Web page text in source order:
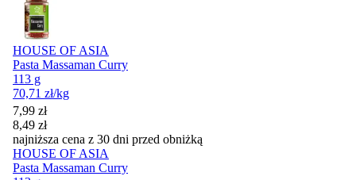
HOUSE OF ASIA
Pasta Massaman Curry
113 g
70,71 zł/kg
Cena promocyjna
7,99 zł
8,49 zł
najniższa cena z 30 dni przed obniżką
HOUSE OF ASIA
Pasta Massaman Curry